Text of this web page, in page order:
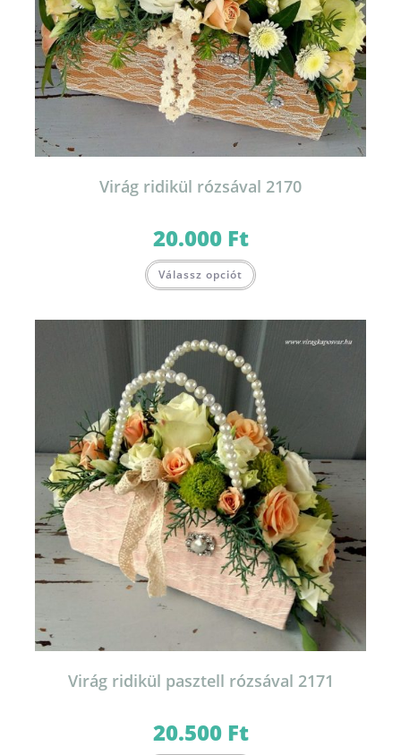
Virág ridikül rózsával 2170
20.000 Ft
Válassz opciót
Virág ridikül pasztell rózsával 2171
20.500 Ft